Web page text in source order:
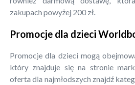
zakupach powyżej 200 zł.
Promocje dla dzieci
Promocje dla dzieci mogą
który znajduje się na stronie
oferta dla najmłodszych znajdź